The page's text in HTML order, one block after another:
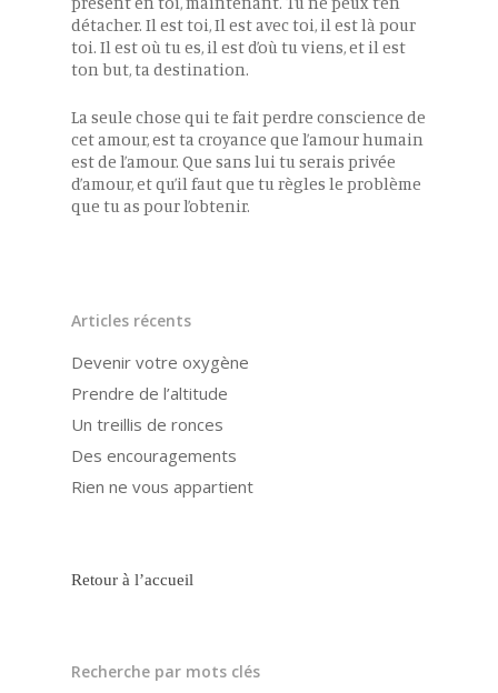
détacher. Il est toi, Il est avec toi, il est là pour
toi. Il est où tu es, il est d’où tu viens, et il est
ton but, ta destination.
La seule chose qui te fait perdre conscience de
cet amour, est ta croyance que l’amour humain
est de l’amour. Que sans lui tu serais privée
d’amour, et qu’il faut que tu règles le problème
que tu as pour l’obtenir.
Articles récents
Devenir votre oxygène
Prendre de l’altitude
Un treillis de ronces
Des encouragements
Rien ne vous appartient
Retour à l’accueil
Recherche par mots clés